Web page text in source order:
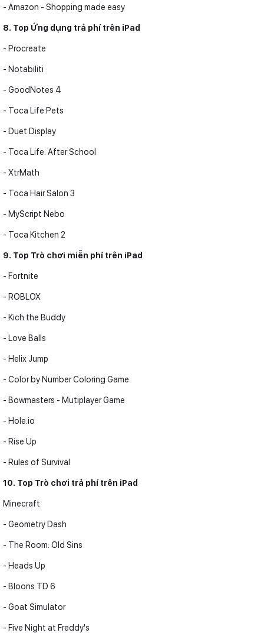
- Amazon - Shopping made easy
8. Top Ứng dụng trả phí trên iPad
- Procreate
- Notabiliti
- GoodNotes 4
- Toca Life:Pets
- Duet Display
- Toca Life: After School
- XtrMath
- Toca Hair Salon 3
- MyScript Nebo
- Toca Kitchen 2
9. Top Trò chơi miễn phí trên iPad
- Fortnite
- ROBLOX
- Kich the Buddy
- Love Balls
- Helix Jump
- Color by Number Coloring Game
- Bowmasters - Mutiplayer Game
- Hole.io
- Rise Up
- Rules of Survival
10. Top Trò chơi trả phí trên iPad
Minecraft
- Geometry Dash
- The Room: Old Sins
- Heads Up
- Bloons TD 6
- Goat Simulator
- Five Night at Freddy's